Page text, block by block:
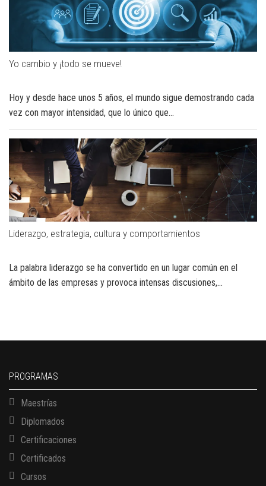
Yo cambio y ¡todo se mueve!
Hoy y desde hace unos 5 años, el mundo sigue demostrando cada
vez con mayor intensidad, que lo único que...
Liderazgo, estrategia, cultura y comportamientos
La palabra liderazgo se ha convertido en un lugar común en el
ámbito de las empresas y provoca intensas discusiones,...
PROGRAMAS
Maestrías
Diplomados
Certificaciones
Certificados
Cursos